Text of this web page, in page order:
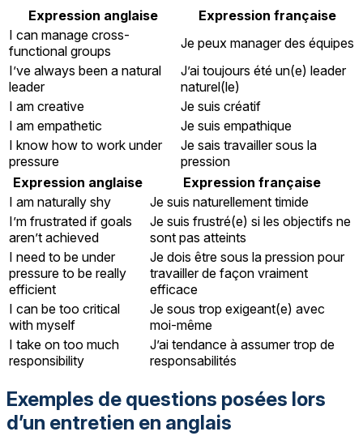
Expression anglaise
Expression française
I can manage cross-
functional groups
Je peux manager des équipes
I’ve always been a natural
leader
J’ai toujours été un(e) leader
naturel(le)
I am creative
Je suis créatif
I am empathetic
Je suis empathique
I know how to work under
pressure
Je sais travailler sous la
pression
Expression anglaise
Expression française
I am naturally shy
Je suis naturellement timide
I’m frustrated if goals
aren’t achieved
Je suis frustré(e) si les objectifs ne
sont pas atteints
I need to be under
pressure to be really
efficient
Je dois être sous la pression pour
travailler de façon vraiment
efficace
I can be too critical
with myself
Je sous trop exigeant(e) avec
moi-même
I take on too much
responsibility
J’ai tendance à assumer trop de
responsabilités
Exemples de questions posées lors
d’un entretien en anglais